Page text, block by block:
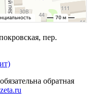
пер.
обратная